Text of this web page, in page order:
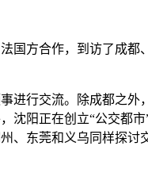
国方合作，到访了成都
行交流。除成都之外
阳正在创立“公交都
、东莞和义乌同样探讨